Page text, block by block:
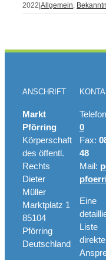
2022|Allgemein
ANSCHRIFT
Markt
Pförring
Körperschaft
des öffentl.
Rechts
Dieter
Müller
Marktplatz 1
85104
Pförring
Deutschland
0
Fax:
48
Mail:
Eine
Liste